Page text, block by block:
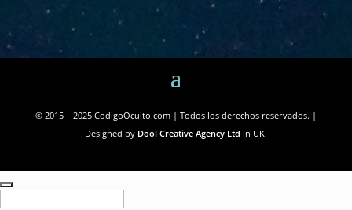
© 2015 – 2025 CodigoOculto.com | Todos los derechos reservados. |
Designed by Dool Creative Agency Ltd in UK.